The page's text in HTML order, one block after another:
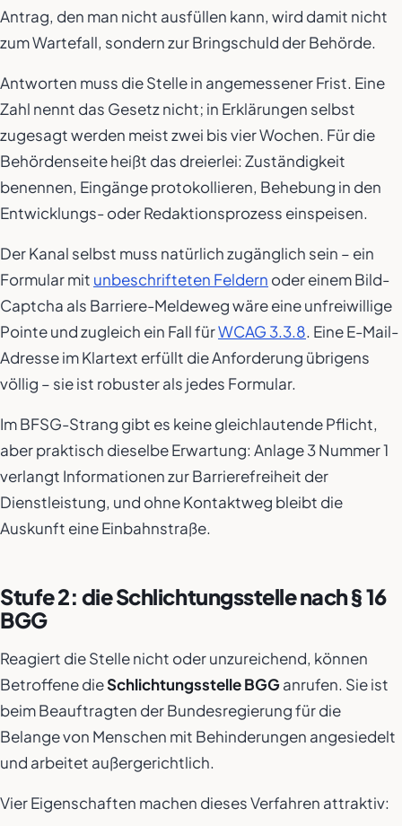
Antrag, den man nicht ausfüllen kann, wird damit nicht
zum Wartefall, sondern zur Bringschuld der Behörde.
Antworten muss die Stelle in angemessener Frist. Eine
Zahl nennt das Gesetz nicht; in Erklärungen selbst
zugesagt werden meist zwei bis vier Wochen. Für die
Behördenseite heißt das dreierlei: Zuständigkeit
benennen, Eingänge protokollieren, Behebung in den
Entwicklungs- oder Redaktionsprozess einspeisen.
Der Kanal selbst muss natürlich zugänglich sein – ein
Formular mit unbeschrifteten Feldern oder einem Bild-
Captcha als Barriere-Meldeweg wäre eine unfreiwillige
Pointe und zugleich ein Fall fürWCAG 3.3.8. Eine E-Mail-
Adresse im Klartext erfüllt die Anforderung übrigens
völlig – sie ist robuster als jedes Formular.
Im BFSG-Strang gibt es keine gleichlautende Pflicht,
aber praktisch dieselbe Erwartung: Anlage 3 Nummer 1
verlangt Informationen zur Barrierefreiheit der
Dienstleistung, und ohne Kontaktweg bleibt die
Auskunft eine Einbahnstraße.
Stufe 2: die Schlichtungsstelle nach § 16
BGG
Reagiert die Stelle nicht oder unzureichend, können
Betroffene dieSchlichtungsstelle BGGanrufen. Sie ist
beim Beauftragten der Bundesregierung für die
Belange von Menschen mit Behinderungen angesiedelt
und arbeitet außergerichtlich.
Vier Eigenschaften machen dieses Verfahren attraktiv: